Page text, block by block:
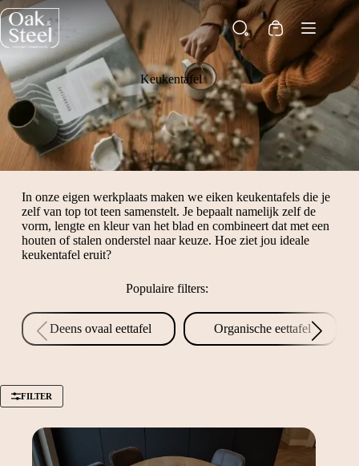
Ga
naar
de
inhoud
Winkelwagen
Keukentafel
In onze eigen werkplaats maken we eiken keukentafels die je
zelf van top tot teen samenstelt. Je bepaalt namelijk zelf de
vorm, lengte en kleur van het blad en combineert dat met een
houten of stalen onderstel naar keuze. Hoe ziet jou ideale
keukentafel eruit?
Populaire filters:
Deens ovaal eettafel Organische eettafel
FILTER